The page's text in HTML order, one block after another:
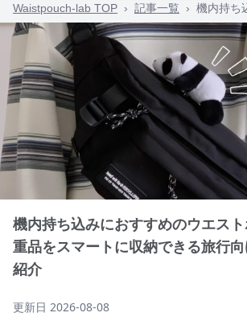
Waistpouch-lab TOP › 記事一覧 › 機内持ち
機内持ち込みにおすすめのウエス
重品をスマートに収納できる旅行
紹介
更新日 2026-08-08